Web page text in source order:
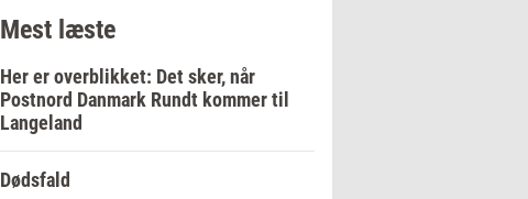
Mest læste
Her er overblikket: Det sker, når
Postnord Danmark Rundt kommer til
Langeland
Dødsfald